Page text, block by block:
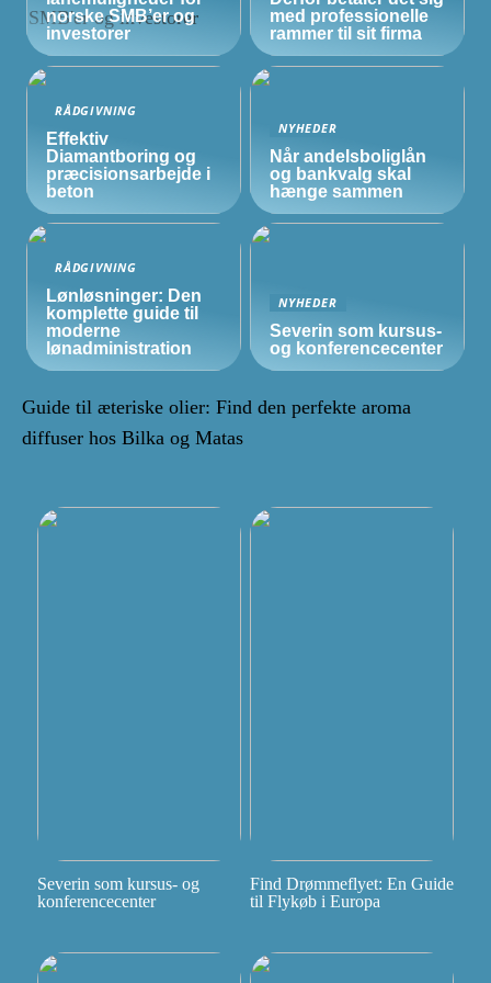
norskeSMB’erog
investorer
med professionelle
rammer til sit firma
RÅDGIVNING
Effektiv
Diamantboring og
præcisionsarbejde i
beton
NYHEDER
Når andelsboliglån
og bankvalg skal
hænge sammen
RÅDGIVNING
Lønløsninger: Den
komplette guide til
moderne
lønadministration
NYHEDER
Severin som kursus-
og konferencecenter
Guide til æteriske olier: Find den perfekte aroma
diffuser hos Bilka og Matas
Severin som kursus- og
konferencecenter
Find Drømmeflyet: En Guide
til Flykøb i Europa